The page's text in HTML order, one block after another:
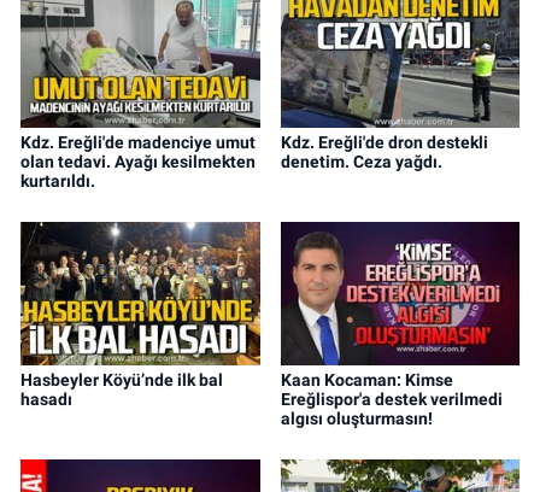
Kdz. Ereğli'de madenciye umut
olan tedavi. Ayağı kesilmekten
kurtarıldı.
Kdz. Ereğli'de dron destekli
denetim. Ceza yağdı.
Hasbeyler Köyü’nde ilk bal
hasadı
Kaan Kocaman: Kimse
Ereğlispor'a destek verilmedi
algısı oluşturmasın!